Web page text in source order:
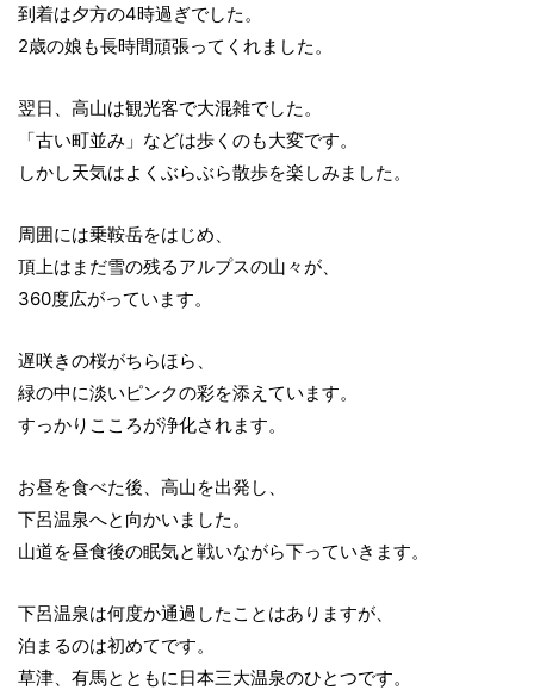
到着は夕方の4時過ぎでした。
2歳の娘も長時間頑張ってくれました。
翌日、高山は観光客で大混雑でした。
「古い町並み」などは歩くのも大変です。
しかし天気はよくぶらぶら散歩を楽しみました。
周囲には乗鞍岳をはじめ、
頂上はまだ雪の残るアルプスの山々が、
360度広がっています。
遅咲きの桜がちらほら、
緑の中に淡いピンクの彩を添えています。
すっかりこころが浄化されます。
お昼を食べた後、高山を出発し、
下呂温泉へと向かいました。
山道を昼食後の眠気と戦いながら下っていきます。
下呂温泉は何度か通過したことはありますが、
泊まるのは初めてです。
草津、有馬とともに日本三大温泉のひとつです。